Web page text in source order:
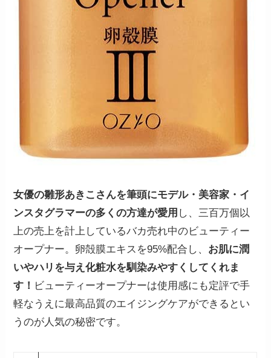
女優の雛形あきこさんを筆頭にモデル・美容家・イ
ンスタグラマーの多くの方達が愛用 し、三百万個以
上の売上を計上しているバカ売れ中のビューティー
オープナー。卵殻膜エキスを95%配合し、 お肌に潤
いやハリを与え化粧水を馴染みやすくしてくれま
す！ ビューティーオープナーは使用感にも定評で手
軽なうえに最高品質のエイジングケアができるとい
うのが人気の秘密です。